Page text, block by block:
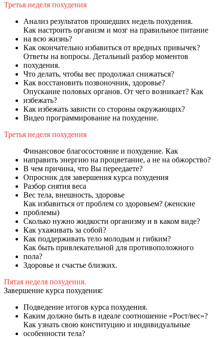
Третья неделя похудения
Анализ результатов прошедших недель похудения.
Как настроить организм и мозг на правильное питание
на всю жизнь?
Как окончательно избавиться от вредных привычек?
Ответы на вопросы. Детальный разбор моментов
похудения.
Что делать, чтобы вес продолжал снижаться?
Как восстановить позвоночник, здоровье?
Опускание половых органов. От чего возникает? Как
избежать?
Как избежать зависти со стороны окружающих?
Видео программирование на похудение.
Третья неделя похудения
Финансовое благосостояние и похудение. Как
направить энергию на процветание, а не на обжорство?
В чем причина, что Вы переедаете?
Опросник для завершения курса похудения
Разбор снятия веса
Вес тела, внешность, здоровье
Как избавиться от проблем со здоровьем? (женские
проблемы)
Сколько нужно жидкости организму и в каком виде?
Как ухаживать за собой?
Как поддерживать тело молодым и гибким?
Как быть привлекательной для противоположного
пола?
Здоровье и счастье близких.
Пятая неделя похудения.
Завершение курса похудения:
Подведение итогов курса похудения.
Каким должно быть в идеале соотношение «Рост/вес»?
Как узнать свою конституцию и индивидуальные
особенности тела?